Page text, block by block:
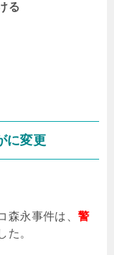
る
に変更
森永事件は、警
た。